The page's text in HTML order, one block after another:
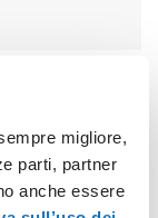
migliore,
parti, partner
anche essere